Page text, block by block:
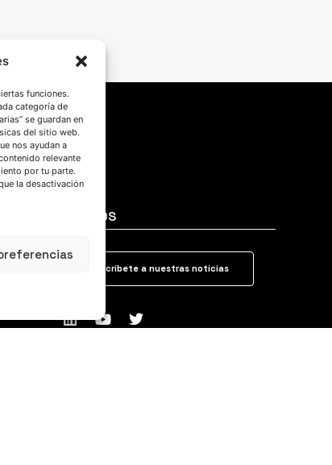
funciones.
categoría de
se guardan en
del sitio web.
nos ayudan a
relevante
por tu parte.
la desactivación
SÍGUENOS
Suscríbete a nuestras noticias